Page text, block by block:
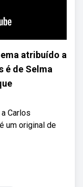
atribuído a
é de Selma
Carlos
um original de